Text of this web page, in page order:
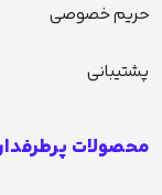
حریم خصوصی
پشتیبانی
محصولات